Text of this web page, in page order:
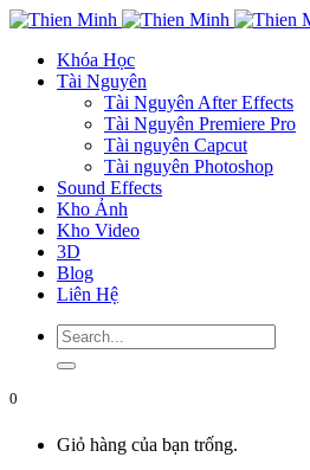
Khóa Học
Tài Nguyên
Tài Nguyên After Effects
Tài Nguyên Premiere Pro
Tài nguyên Capcut
Tài nguyên Photoshop
Sound Effects
Kho Ảnh
Kho Video
3D
Blog
Liên Hệ
0
Giỏ hàng của bạn trống.